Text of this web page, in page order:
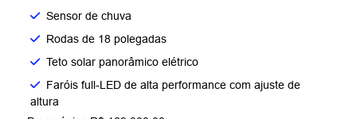
Sensor de chuva
Rodas de 18 polegadas
Teto solar panorâmico elétrico
Faróis full-LED de alta performance com ajuste de
altura